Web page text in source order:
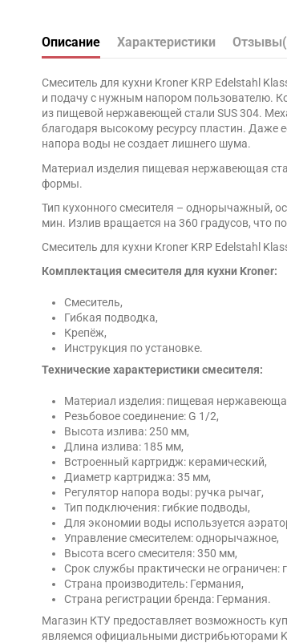
Описание Характеристики Отзывы
Смеситель для кухни Kroner KRP Edelstahl
и подачу с нужным напором пользователю.
из пищевой нержавеющей стали SUS 304.
благодаря высокому ресурсу пластин. Даже
напора воды не создает лишнего шума.
Материал изделия пищевая нержавеющая
формы.
Тип кухонного смесителя – однорычажный,
мин. Излив вращается на 360 градусов, что
Смеситель для кухни Kroner KRP Edelstahl
Комплектация смесителя для кухни Kroner:
Смеситель,
Гибкая подводка,
Крепёж,
Инструкция по установке.
Технические характеристики смесителя:
Материал изделия: пищевая
Резьбовое соединение: G 1/2,
Высота излива: 250 мм,
Длина излива: 185 мм,
Встроенный картридж: керамический,
Диаметр картриджа: 35 мм,
Регулятор напора воды: ручка рычаг,
Тип подключения: гибкие подводы,
Для экономии воды используется
Управление смесителем: однорычажное,
Высота всего смесителя: 350 мм,
Срок службы практически не ограничен:
Страна производитель: Германия,
Страна регистрации бренда: Германия.
Магазин КТУ предоставляет возможность
являемся официальными дистрибьюторами